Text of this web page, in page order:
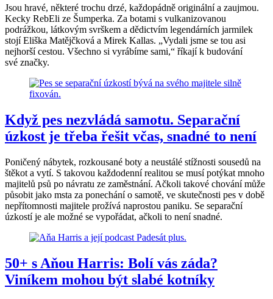
Jsou hravé, některé trochu drzé, každopádně originální a zaujmou.
Kecky RebEli ze Šumperka. Za botami s vulkanizovanou
podrážkou, látkovým svrškem a dědictvím legendárních jarmilek
stojí Eliška Matějčková a Mirek Kallas. „Vydali jsme se tou asi
nejhorší cestou. Všechno si vyrábíme sami,“ říkají k budování
své značky.
Když pes nezvládá samotu. Separační
úzkost je třeba řešit včas, snadné to není
Poničený nábytek, rozkousané boty a neustálé stížnosti sousedů na
štěkot a vytí. S takovou každodenní realitou se musí potýkat mnoho
majitelů psů po návratu ze zaměstnání. Ačkoli takové chování může
působit jako msta za ponechání o samotě, ve skutečnosti pes v době
nepřítomnosti majitele prožívá naprostou paniku. Se separační
úzkostí je ale možné se vypořádat, ačkoli to není snadné.
50+ s Aňou Harris: Bolí vás záda?
Viníkem mohou být slabé kotníky